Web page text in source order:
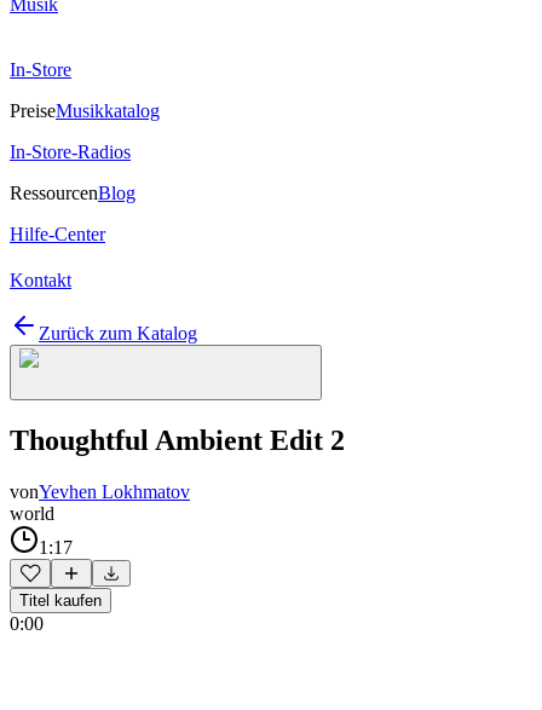
Musik
In-Store
PreiseMusikkatalog
In-Store-Radios
RessourcenBlog
Hilfe-Center
Kontakt
Zurück zum Katalog
Thoughtful Ambient Edit 2
vonYevhen Lokhmatov
world
1:17
Titel kaufen
0:00